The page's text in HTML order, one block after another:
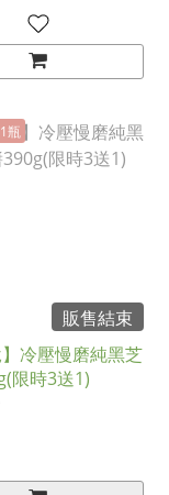
瓶
販售結束
】冷壓慢磨純黑芝
限時3送1)